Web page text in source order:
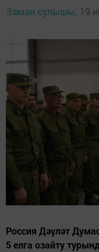
Заман сулышы, 19
Россия Дәүләт
5 елга озайту